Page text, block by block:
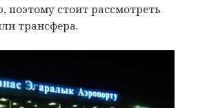
поэтому стоит рассмотреть
трансфера.